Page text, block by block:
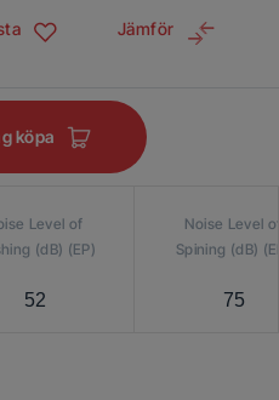
Jämför
köpa
Level of
(dB) (EP)
52
Noise Level
Spining (dB)
75